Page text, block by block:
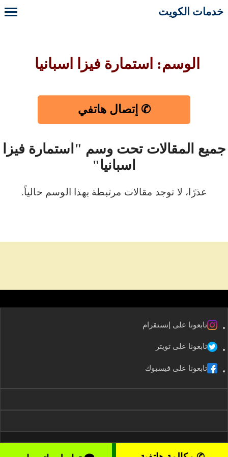
خدمات الكويت
الوسم: استمارة فيزا اسبانيا
✆ إتصال هاتفي
جميع المقالات تحت وسم "استمارة فيزا
اسبانيا"
عذرًا، لا توجد مقالات مرتبطة بهذا الوسم حالياً.
تابعونا على إنستقرام
تابعونا على تويتر
تابعونا على فيسبوك